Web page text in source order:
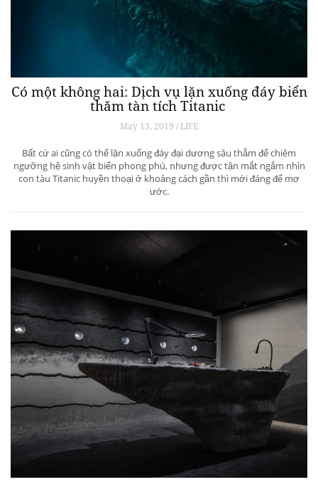
Có một không hai: Dịch vụ lặn xuống đáy biển
thăm tàn tích Titanic
May 13, 2019 / LIFE
Bất cứ ai cũng có thể lặn xuống đáy đại dương sâu thẳm để chiêm
ngưỡng hệ sinh vật biển phong phú, nhưng được tận mắt ngắm nhìn
con tàu Titanic huyền thoại ở khoảng cách gần thì mới đáng để mơ
ước.